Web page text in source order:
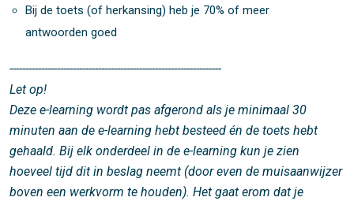
Bij de toets (of herkansing) heb je 70% of meer
antwoorden goed
-------------------------------------------------------------------
Let op!
Deze e-learning wordt pas afgerond als je minimaal 30
minuten aan de e-learning hebt besteed én de toets hebt
gehaald. Bij elk onderdeel in de e-learning kun je zien
hoeveel tijd dit in beslag neemt (door even de muisaanwijzer
boven een werkvorm te houden). Het gaat erom dat je